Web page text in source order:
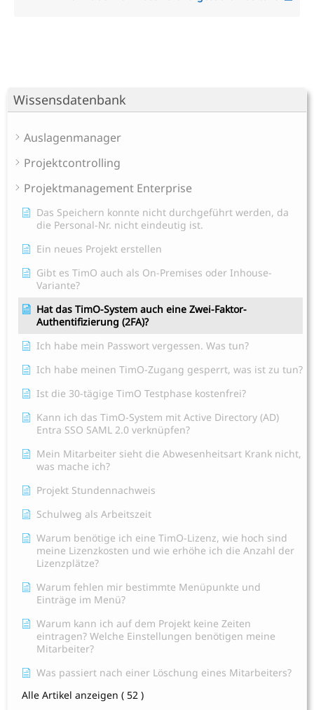
Wissensdatenbank
Auslagenmanager
Projektcontrolling
Projektmanagement Enterprise
Das Speichern konnte nicht durchgeführt werden, da
die Personal-Nr. nicht eindeutig ist.
Ein neues Projekt erstellen
Gibt es TimO auch als On-Premises oder Inhouse-
Variante?
Hat das TimO-System auch eine Zwei-Faktor-
Authentifizierung (2FA)?
Ich habe mein Passwort vergessen. Was tun?
Ich habe meinen TimO-Zugang gesperrt, was ist zu tun?
Ist die 30-tägige TimO Testphase kostenfrei?
Kann ich das TimO-System mit Active Directory (AD)
Entra SSO SAML 2.0 verknüpfen?
Mein Mitarbeiter sieht die Abwesenheitsart Krank nicht,
was mache ich?
Projekt Stundennachweis
Schulweg als Arbeitszeit
Warum benötige ich eine TimO-Lizenz, wie hoch sind
meine Lizenzkosten und wie erhöhe ich die Anzahl der
Lizenzplätze?
Warum fehlen mir bestimmte Menüpunkte und
Einträge im Menü?
Warum kann ich auf dem Projekt keine Zeiten
eintragen? Welche Einstellungen benötigen meine
Mitarbeiter?
Was passiert nach einer Löschung eines Mitarbeiters?
Alle Artikel anzeigen ( 52 )